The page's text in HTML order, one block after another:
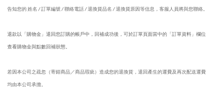
告知您的 姓名 /訂單編號 /聯絡電話 /退換貨品名 /退換貨原因等信息，客服人員將與您聯絡。
退款以「購物金」退回您訂購的帳戶中
回補成功後，可於訂單頁面當中的「訂單資料」欄位
查看購物金與點數回補狀態。
若因本公司之疏忽（寄錯商品／商品瑕疵）造成您的退換貨，退回產生的運費及再次配送運費
均由本公司承擔。